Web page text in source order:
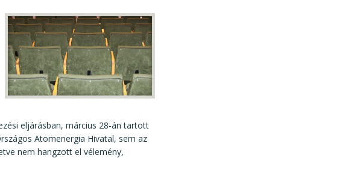
eljárásban, március 28-án tartott
Atomenergia Hivatal, sem az
nem hangzott el vélemény,